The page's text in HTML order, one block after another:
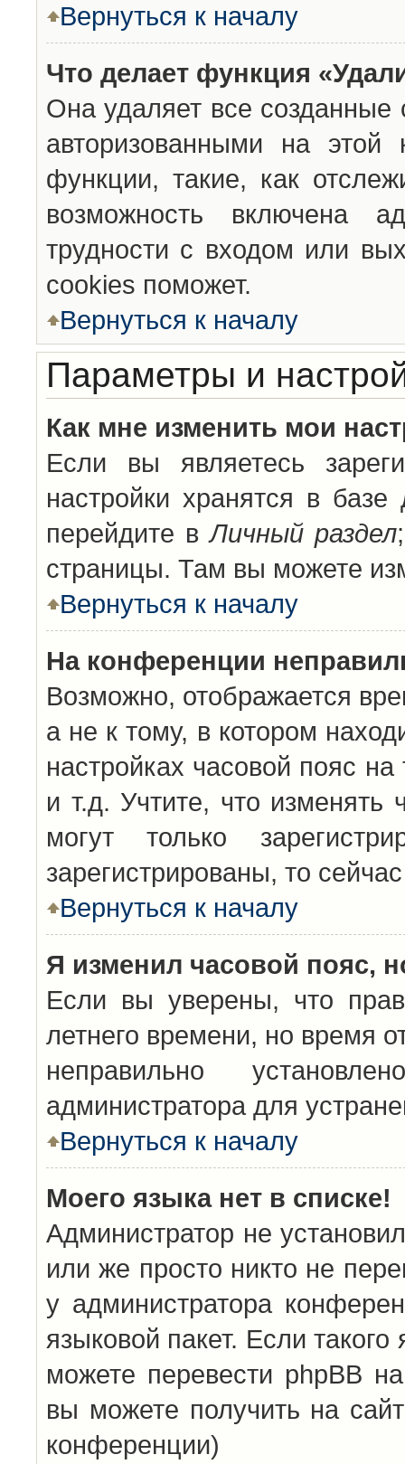
Вернуться к началу
Что делает функция
Она удаляет все созданные
авторизованными на
функции, такие, как
возможность включена
трудности с входом или
cookies поможет.
Вернуться к началу
Параметры и
Как мне изменить мои
Если вы являетесь
настройки хранятся в
перейдите вЛичный раздел
страницы. Там вы можете
Вернуться к началу
На конференции
Возможно, отображается
а не к тому, в котором
настройках часовой пояс
и т.д. Учтите, что изменять
могут только
зарегистрированы, то
Вернуться к началу
Я изменил часовой пояс,
Если вы уверены, что
летнего времени, но время
неправильно
администратора для
Вернуться к началу
Моего языка нет в списке!
Администратор не
или же просто никто не
у администратора
языковой пакет. Если
можете перевести phpBB
вы можете получить на
конференции)